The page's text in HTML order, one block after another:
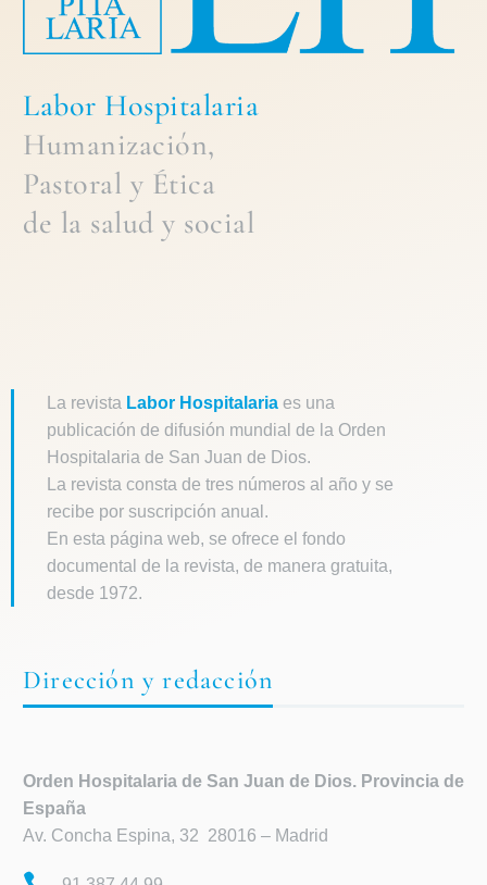
Labor Hospitalaria
Humanización,
Pastoral y Ética
de la salud y social
La revista Labor Hospitalaria es una
publicación de difusión mundial de la Orden
Hospitalaria de San Juan de Dios.
La revista consta de tres números al año y se
recibe por suscripción anual.
En esta página web, se ofrece el fondo
documental de la revista, de manera gratuita,
desde 1972.
Dirección y redacción
Orden Hospitalaria de San Juan de Dios. Provincia de
España
Av. Concha Espina, 32 28016 – Madrid